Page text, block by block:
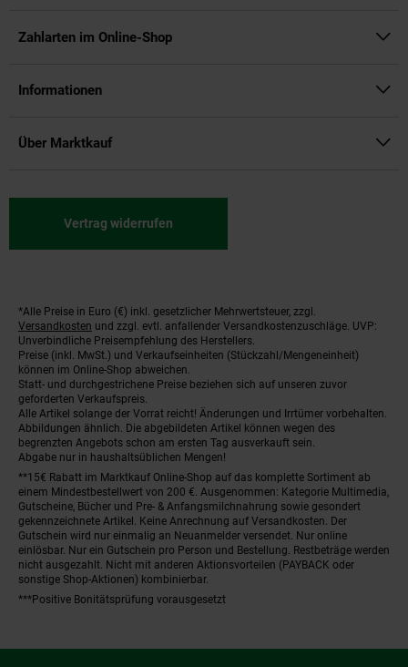
Zahlarten im Online-Shop
Informationen
Über Marktkauf
Vertrag widerrufen
Fußnoten
*Alle Preise in Euro (€) inkl. gesetzlicher Mehrwertsteuer, zzgl.
Versandkosten und zzgl. evtl. anfallender Versandkostenzuschläge. UVP:
Unverbindliche Preisempfehlung des Herstellers.
Preise (inkl. MwSt.) und Verkaufseinheiten (Stückzahl/Mengeneinheit)
können im Online-Shop abweichen.
Statt- und durchgestrichene Preise beziehen sich auf unseren zuvor
geforderten Verkaufspreis.
Alle Artikel solange der Vorrat reicht! Änderungen und Irrtümer vorbehalten.
Abbildungen ähnlich. Die abgebildeten Artikel können wegen des
begrenzten Angebots schon am ersten Tag ausverkauft sein.
Abgabe nur in haushaltsüblichen Mengen!
**15€ Rabatt im Marktkauf Online-Shop auf das komplette Sortiment ab
einem Mindestbestellwert von 200 €. Ausgenommen: Kategorie Multimedia,
Gutscheine, Bücher und Pre- & Anfangsmilchnahrung sowie gesondert
gekennzeichnete Artikel. Keine Anrechnung auf Versandkosten. Der
Gutschein wird nur einmalig an Neuanmelder versendet. Nur online
einlösbar. Nur ein Gutschein pro Person und Bestellung. Restbeträge werden
nicht ausgezahlt. Nicht mit anderen Aktionsvorteilen (PAYBACK oder
sonstige Shop-Aktionen) kombinierbar.
***Positive Bonitätsprüfung vorausgesetzt